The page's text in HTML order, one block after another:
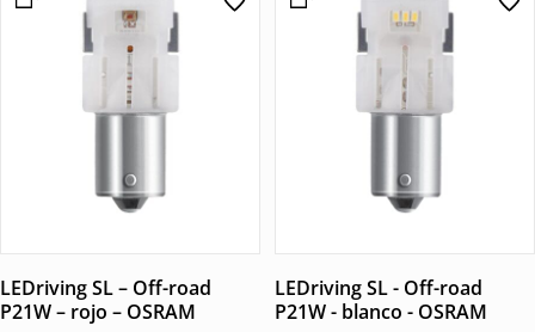
LEDriving SL – Off-road
P21W – rojo – OSRAM
LEDriving SL - Off-road
P21W - blanco - OSRAM